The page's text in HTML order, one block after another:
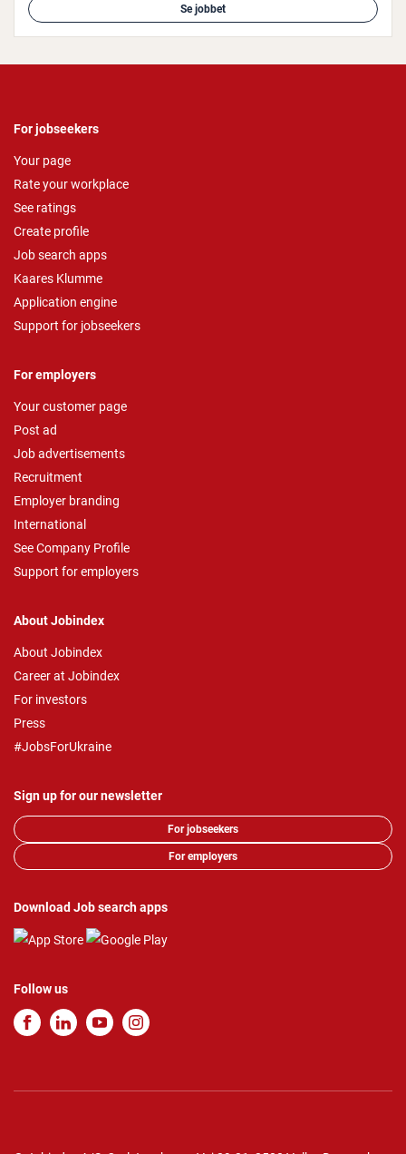
Se jobbet
For jobseekers
Your page
Rate your workplace
See ratings
Create profile
Job search apps
Kaares Klumme
Application engine
Support for jobseekers
For employers
Your customer page
Post ad
Job advertisements
Recruitment
Employer branding
International
See Company Profile
Support for employers
About Jobindex
About Jobindex
Career at Jobindex
For investors
Press
#JobsForUkraine
Sign up for our newsletter
For jobseekers
For employers
Download Job search apps
Follow us